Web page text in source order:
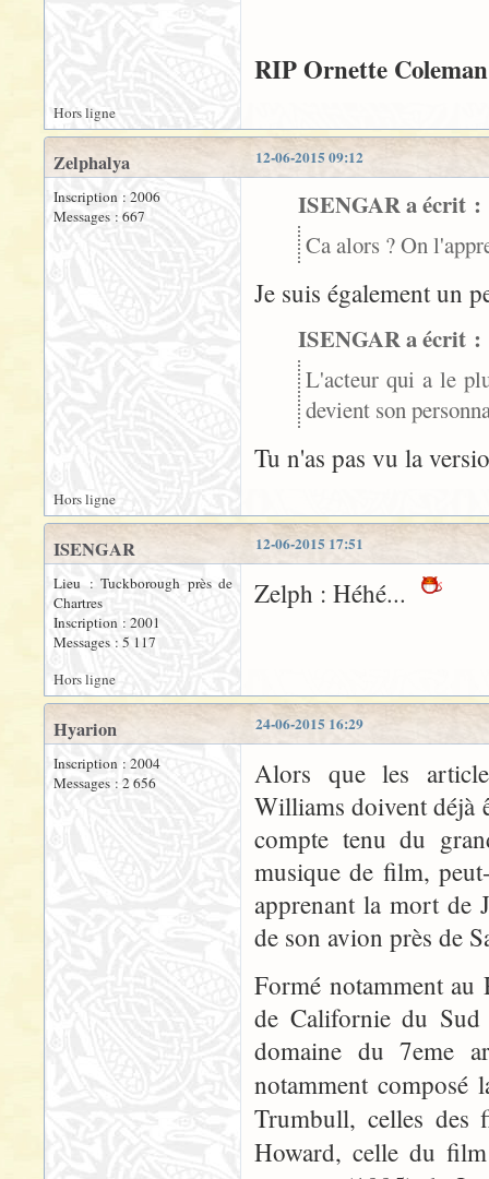
RIP Ornette
Hors ligne
12-06-2015 09:12
Zelphalya
Inscription : 2006
Messages : 667
ISENGAR a écrit :
Ca alors ? On
Je suis également un
ISENGAR a écrit :
L'acteur qui a le
devient son
Tu n'as pas vu la
Hors ligne
12-06-2015 17:51
ISENGAR
Lieu : Tuckborough près de
Chartres
Inscription : 2001
Messages : 5 117
Zelph : Héhé...
Hors ligne
24-06-2015 16:29
Hyarion
Inscription : 2004
Messages : 2 656
Alors que les
Williams doivent déjà
compte tenu du
musique de film,
apprenant la mort de
de son avion près de
Formé notamment
de Californie du
domaine du 7eme
notamment
Trumbull, celles
Howard, celle du